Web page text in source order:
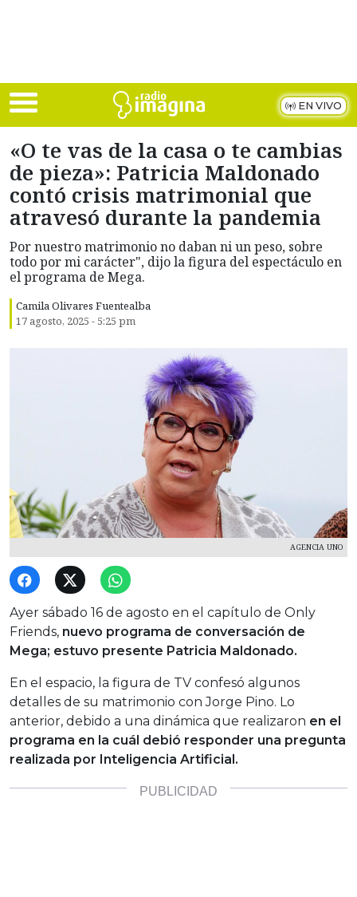
EN VIVO
«O te vas de la casa o te cambias
de pieza»: Patricia Maldonado
contó crisis matrimonial que
atravesó durante la pandemia
Por nuestro matrimonio no daban ni un peso, sobre
todo por mi carácter", dijo la figura del espectáculo en
el programa de Mega.
Camila Olivares Fuentealba
17 agosto, 2025 - 5:25 pm
AGENCIA UNO
Ayer sábado 16 de agosto en el capítulo de Only
Friends, nuevo programa de conversación de
Mega; estuvo presente Patricia Maldonado.
En el espacio, la figura de TV confesó algunos
detalles de su matrimonio con Jorge Pino. Lo
anterior, debido a una dinámica que realizaron en el
programa en la cuál debió responder una pregunta
realizada por Inteligencia Artificial.